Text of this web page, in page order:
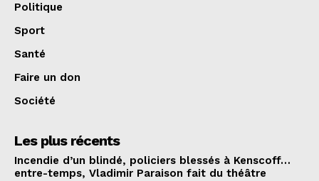
Politique
Sport
Santé
Faire un don
Société
Les plus récents
Incendie d’un blindé, policiers blessés à Kenscoff…
entre-temps, Vladimir Paraison fait du théâtre